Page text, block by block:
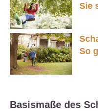
Sie
So
Basismaße des